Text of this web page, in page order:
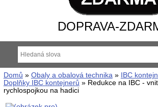
DOPRAVA-
Domů » Obaly a obalová technika » IBC
Doplňky IBC kontejnerů » Redukce na IBC -
rychlospojkou na hadici